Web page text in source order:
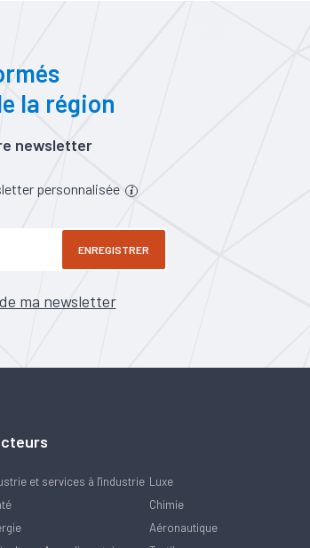
la région
newsletter
personnalisée
ENREGISTRER
ma newsletter
et services à l'industrie Luxe
Chimie
Aéronautique